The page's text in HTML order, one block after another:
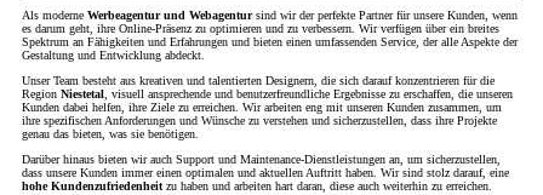
Als moderne Werbeagentur und Webagentursind wir der perfekte Partner für unsere Kunden, wenn
es darum geht, ihre Online-Präsenz zu optimieren und zu verbessern. Wir verfügen über ein breites
Spektrum an Fähigkeiten und Erfahrungen und bieten einen umfassenden Service, der alle Aspekte der
Gestaltung und Entwicklung abdeckt.
Unser Team besteht aus kreativen und talentierten Designern, die sich darauf konzentrieren für die
Region Niestetal , visuell ansprechende und benutzerfreundliche Ergebnisse zu erschaffen, die unseren
Kunden dabei helfen, ihre Ziele zu erreichen. Wir arbeiten eng mit unseren Kunden zusammen, um
ihre spezifischen Anforderungen und Wünsche zu verstehen und sicherzustellen, dass ihre Projekte
genau das bieten, was sie benötigen.
Darüber hinaus bieten wir auch Support und Maintenance-Dienstleistungen an, um sicherzustellen,
dass unsere Kunden immer einen optimalen und aktuellen Auftritt haben. Wir sind stolz darauf, eine
hohe Kundenzufriedenheit zu haben und arbeiten hart daran, diese auch weiterhin zu erreichen.